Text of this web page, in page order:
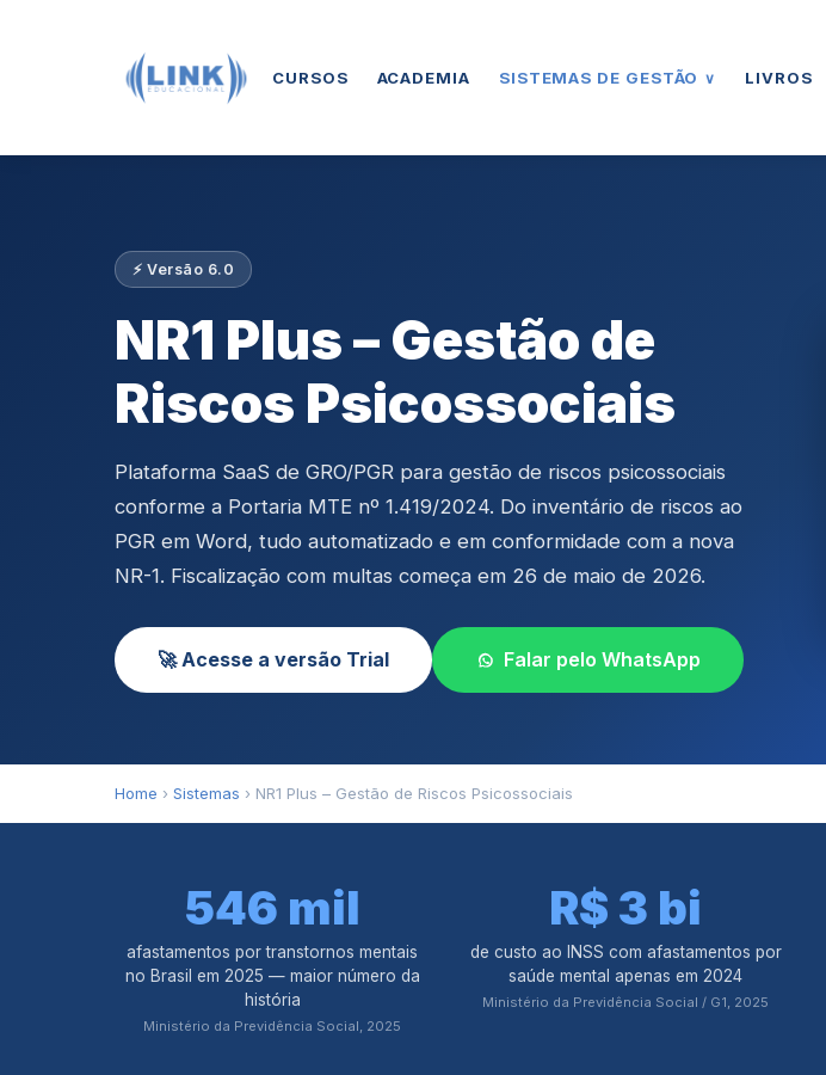
CURSOS ACADEMIA SISTEMAS DE GESTÃO ∨ LIVROS
⚡ Versão 6.0
NR1 Plus – Gestão de
Riscos Psicossociais
Plataforma SaaS de GRO/PGR para gestão de riscos psicossociais
conforme a Portaria MTE nº 1.419/2024. Do inventário de riscos ao
PGR em Word, tudo automatizado e em conformidade com a nova
NR-1. Fiscalização com multas começa em 26 de maio de 2026.
🚀 Acesse a versão Trial Falar pelo WhatsApp
Home › Sistemas › NR1 Plus – Gestão de Riscos Psicossociais
546 mil
afastamentos por transtornos mentais
no Brasil em 2025 — maior número da
história
Ministério da Previdência Social, 2025
R$ 3 bi
de custo ao INSS com afastamentos por
saúde mental apenas em 2024
Ministério da Previdência Social / G1, 2025